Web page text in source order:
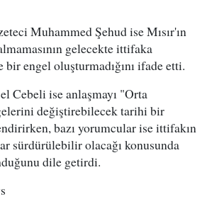
Muhammed Şehud ise Mısır'ın
gelecekte ittifaka
bir engel oluşturmadığını ifade etti.
Cebeli ise anlaşmayı "Orta
değiştirebilecek tarihi bir
bazı yorumcular ise ittifakın
sürdürülebilir olacağı konusunda
dile getirdi.